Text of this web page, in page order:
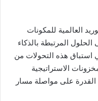
العالمية للمكونات
المرتبطة بالذكاء
استباق هذه التحولات من
الاستراتيجية
القدرة على مواصلة مسار